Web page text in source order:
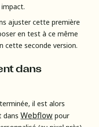
ajuster cette première
en test à ce même
cette seconde version.
dans
il est alors
dans Webflow pour